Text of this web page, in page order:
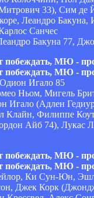
33), Сим
Леандро
Санчес
Бакуна 77,
Игало 85
Ньом, Мигель
Игало (Адлен
Клайн, Филиппе
Айб 74),
Ки Сун-Юн,
Джек Корк